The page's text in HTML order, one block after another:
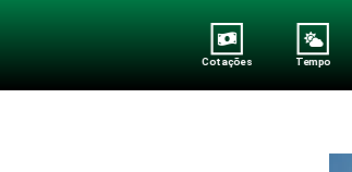
Cotações Tempo